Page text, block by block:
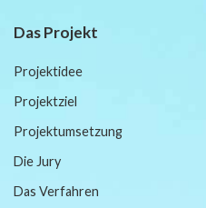
Das Projekt
Projektidee
Projektziel
Projektumsetzung
Die Jury
Das Verfahren